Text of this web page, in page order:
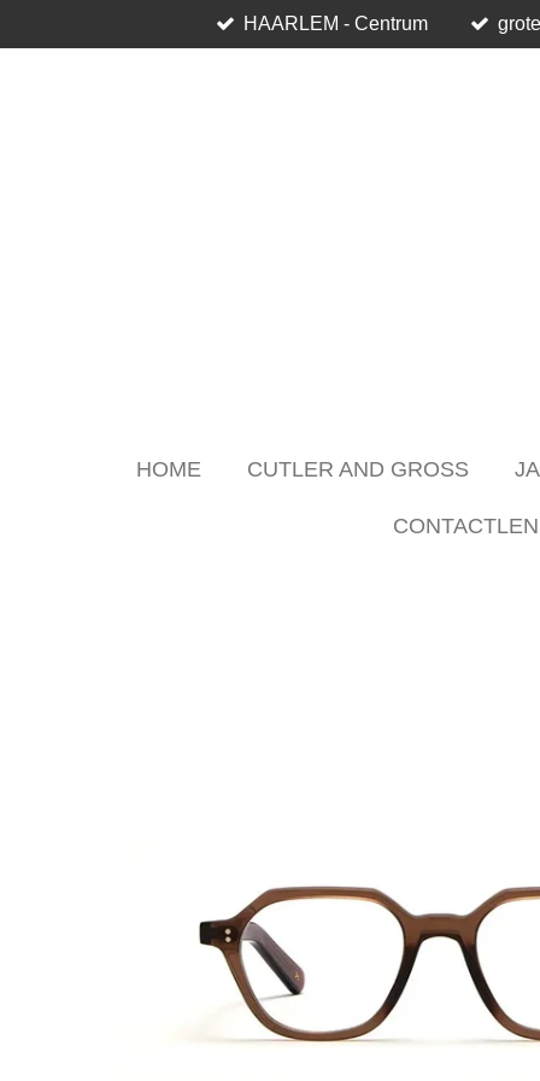
to
HAARLEM - Centrum
HOME CUTLER AND GROSS